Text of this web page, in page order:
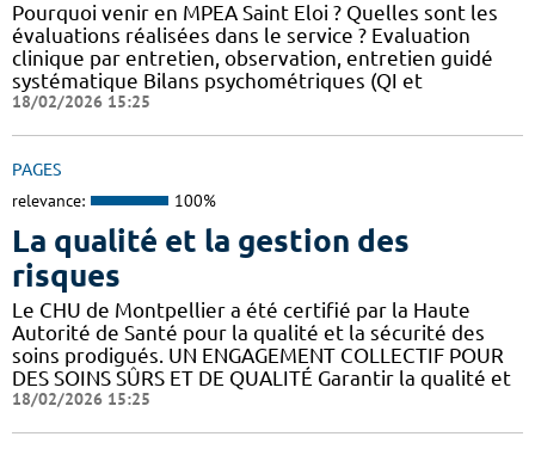
Pourquoi venir en MPEA Saint Eloi ? Quelles sont les
évaluations réalisées dans le service ? Evaluation
clinique par entretien, observation, entretien guidé
systématique Bilans psychométriques (QI et
18/02/2026 15:25
PAGES
relevance: 100%
La qualité et la gestion des
risques
Le CHU de Montpellier a été certifié par la Haute
Autorité de Santé pour la qualité et la sécurité des
soins prodigués. UN ENGAGEMENT COLLECTIF POUR
DES SOINS SÛRS ET DE QUALITÉ Garantir la qualité et
18/02/2026 15:25